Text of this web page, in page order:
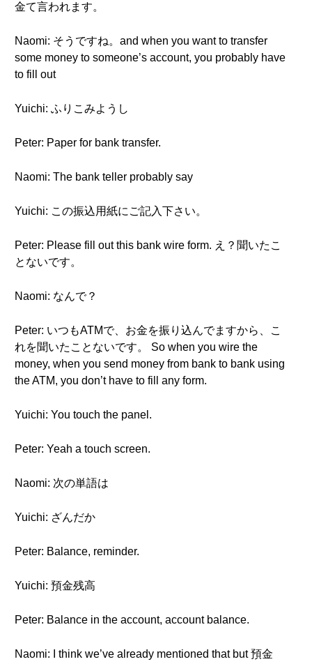
金て言われます。
Naomi: そうですね。and when you want to transfer
some money to someone’s account, you probably have
to fill out
Yuichi: ふりこみようし
Peter: Paper for bank transfer.
Naomi: The bank teller probably say
Yuichi: この振込用紙にご記入下さい。
Peter: Please fill out this bank wire form. え？聞いたこ
とないです。
Naomi: なんで？
Peter: いつもATMで、お金を振り込んでますから、こ
れを聞いたことないです。 So when you wire the
money, when you send money from bank to bank using
the ATM, you don’t have to fill any form.
Yuichi: You touch the panel.
Peter: Yeah a touch screen.
Naomi: 次の単語は
Yuichi: ざんだか
Peter: Balance, reminder.
Yuichi: 預金残高
Peter: Balance in the account, account balance.
Naomi: I think we’ve already mentioned that but 預金